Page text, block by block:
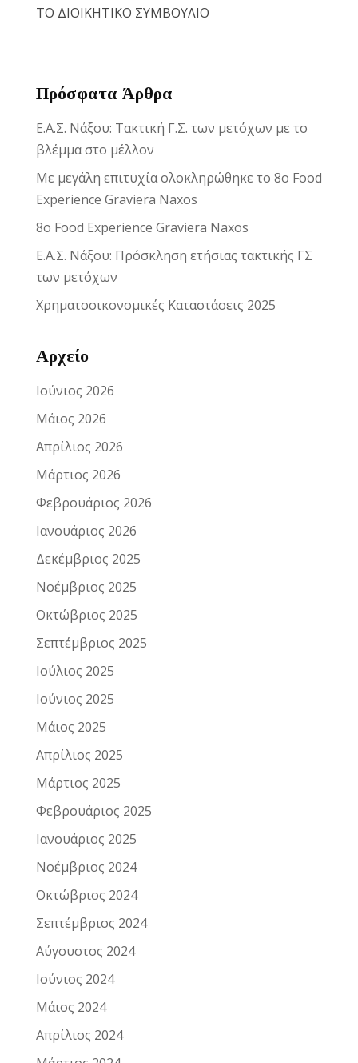
ΤΟ ΔΙΟΙΚΗΤΙΚΟ ΣΥΜΒΟΥΛΙΟ
Πρόσφατα Άρθρα
Ε.Α.Σ. Νάξου: Τακτική Γ.Σ. των μετόχων με το
βλέμμα στο μέλλον
Με μεγάλη επιτυχία ολοκληρώθηκε το 8ο Food
Experience Graviera Naxos
8ο Food Experience Graviera Naxos
Ε.Α.Σ. Νάξου: Πρόσκληση ετήσιας τακτικής ΓΣ
των μετόχων
Χρηματοοικονομικές Καταστάσεις 2025
Αρχείο
Ιούνιος 2026
Μάιος 2026
Απρίλιος 2026
Μάρτιος 2026
Φεβρουάριος 2026
Ιανουάριος 2026
Δεκέμβριος 2025
Νοέμβριος 2025
Οκτώβριος 2025
Σεπτέμβριος 2025
Ιούλιος 2025
Ιούνιος 2025
Μάιος 2025
Απρίλιος 2025
Μάρτιος 2025
Φεβρουάριος 2025
Ιανουάριος 2025
Νοέμβριος 2024
Οκτώβριος 2024
Σεπτέμβριος 2024
Αύγουστος 2024
Ιούνιος 2024
Μάιος 2024
Απρίλιος 2024